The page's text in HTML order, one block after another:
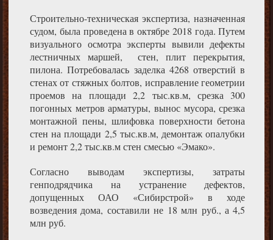
Строительно-техническая экспертиза, назначенная
судом, была проведена в октябре 2018 года. Путем
визуального осмотра эксперты вывили дефекты
лестничных маршей, стен, плит перекрытия,
пилона. Потребовалась заделка 4268 отверстий в
стенах от стяжных болтов, исправление геометрии
проемов на площади 2,2 тыс.кв.м, срезка 300
погонных метров арматуры, вынос мусора, срезка
монтажной пены, шлифовка поверхности бетона
стен на площади 2,5 тыс.кв.м, демонтаж опалубки
и ремонт 2,2 тыс.кв.м стен смесью «Эмако».
Согласно выводам экспертизы, затраты
генподрядчика на устранение дефектов,
допущенных ОАО «Сибирстрой» в ходе
возведения дома, составили не 18 млн руб., а 4,5
млн руб.